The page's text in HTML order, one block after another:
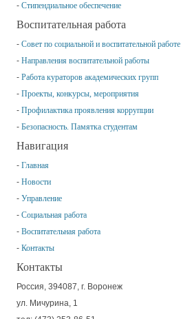
Стипендиальное обеспечение
Воспитательная работа
Совет по социальной и воспитательной работе
Направления воспитательной работы
Работа кураторов академических групп
Проекты, конкурсы, мероприятия
Профилактика проявления коррупции
Безопасность. Памятка студентам
Навигация
Главная
Новости
Управление
Социальная работа
Воспитательная работа
Контакты
Контакты
Россия, 394087, г. Воронеж
ул. Мичурина, 1